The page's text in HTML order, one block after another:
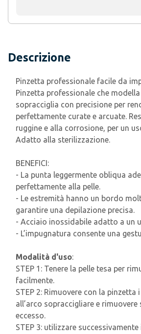
Descrizione
Pinzetta professionale facile da
Pinzetta professionale che
sopracciglia con precisione per
perfettamente curate e arcuate.
ruggine e alla corrosione, per un
Adatto alla sterilizzazione.
BENEFICI:
- La punta leggermente obliqua
perfettamente alla pelle.
- Le estremità hanno un bordo
garantire una depilazione precisa.
- Acciaio inossidabile adatto a un
- L’impugnatura consente una
Modalità d'uso:
STEP 1: Tenere la pelle tesa per
facilmente.
STEP 2: Rimuovere con la pinzetta
all’arco sopraccigliare e rimuovere
eccesso.
STEP 3: utilizzare